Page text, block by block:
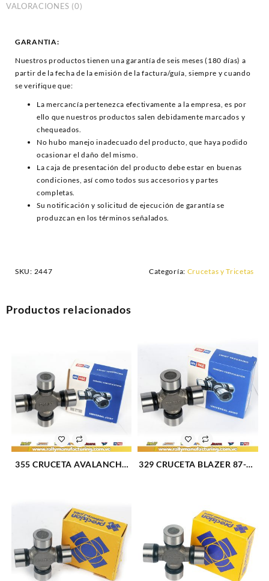
VALORACIONES (0)
GARANTIA:
Nuestros productos tienen una garantía de seis meses (180 días) a
partir de la fecha de la emisión de la factura/guía, siempre y cuando
se verifique que:
La mercancía pertenezca efectivamente a la empresa, es por
ello que nuestros productos salen debidamente marcados y
chequeados.
No hubo manejo inadecuado del producto, que haya podido
ocasionar el daño del mismo.
La caja de presentación del producto debe estar en buenas
condiciones, así como todos sus accesorios y partes
completas.
Su notificación y solicitud de ejecución de garantía se
produzcan en los términos señalados.
SKU: 2447 Categoría: Crucetas y Tricetas
Productos relacionados
355 CRUCETA AVALANCHE
(2449)
329 CRUCETA BLAZER 87-94
CHEROKEE 93-03
WAGONEER 75-03 (2525)